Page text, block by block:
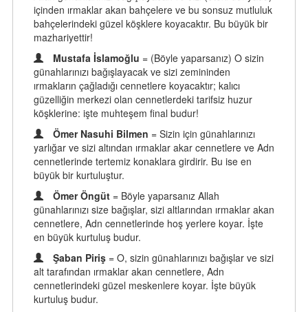
içinden ırmaklar akan bahçelere ve bu sonsuz mutluluk
bahçelerindeki güzel köşklere koyacaktır. Bu büyük bir
mazhariyettir!
Mustafa İslamoğlu = (Böyle yaparsanız) O sizin
günahlarınızı bağışlayacak ve sizi zemininden
ırmakların çağladığı cennetlere koyacaktır; kalıcı
güzelliğin merkezi olan cennetlerdeki tarifsiz huzur
köşklerine: işte muhteşem final budur!
Ömer Nasuhi Bilmen = Sizin için günahlarınızı
yarlığar ve sizi altından ırmaklar akar cennetlere ve Adn
cennetlerinde tertemiz konaklara girdirir. Bu ise en
büyük bir kurtuluştur.
Ömer Öngüt = Böyle yaparsanız Allah
günahlarınızı size bağışlar, sizi altlarından ırmaklar akan
cennetlere, Adn cennetlerinde hoş yerlere koyar. İşte
en büyük kurtuluş budur.
Şaban Piriş = O, sizin günahlarınızı bağışlar ve sizi
alt tarafından ırmaklar akan cennetlere, Adn
cennetlerindeki güzel meskenlere koyar. İşte büyük
kurtuluş budur.